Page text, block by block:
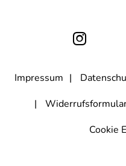
den Link "Abmelden" am
Datenschutzerklärung
habe
Impressum
Cookie